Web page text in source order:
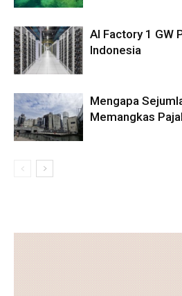
AI Factory 1 GW
Indonesia
Mengapa
Memangkas